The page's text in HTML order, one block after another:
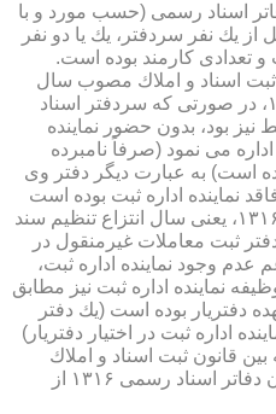
۱۳۱۶ به بعد، دفاتر اسناد رسمی (حسب مورد و با
یك نفر سردفتر، یك یا دو نفر
و تعدادی كارمند بوده است.
ثبت اسناد و املاك مصوب سال
۱۳۱۰) از سال ۱۳۱۰ تا سال ۱۳۱۶، در صورتی كه سردفتر اسناد
بود، بدون حضور نماینده
اداره می نمود (صرفاً نامبرده
است) به عبارت دیگر دفتر وی
نماینده اداره ثبت بوده است
لیكن از این تاریخ به بعد، (ازسال ۱۳۱۶، یعنی سال انتزاع تنظیم سند
ثبت معاملات غیرمنقول در
عدم وجود نماینده اداره ثبت،
نماینده اداره ثبت نیز مطابق
عهده دفتریار بوده است (یك دفتر
اداره ثبت در اختیار دفتریار)
قانون ثبت اسناد و املاك
مصوب ۱۳۱۰ از یك طرف و قانون دفاتر اسناد رسمی ۱۳۱۶ از